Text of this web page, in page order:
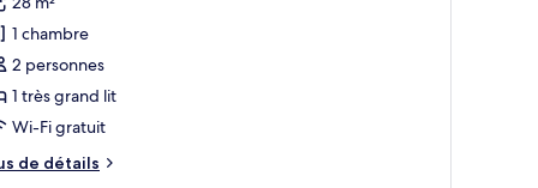
:
1 chambre
2 personnes
1 très grand lit
Wi-Fi gratuit
de détails